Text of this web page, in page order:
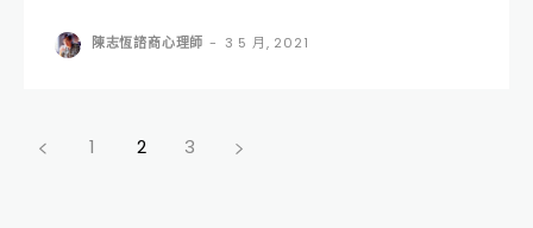
陳志恆諮商心理師 - 3 5 月, 2021
1 2 3